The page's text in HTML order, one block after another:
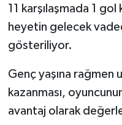
11 karşılaşmada 1
heyetin gelecek
gösteriliyor.
Genç yaşına rağmen
kazanması,
avantaj olarak